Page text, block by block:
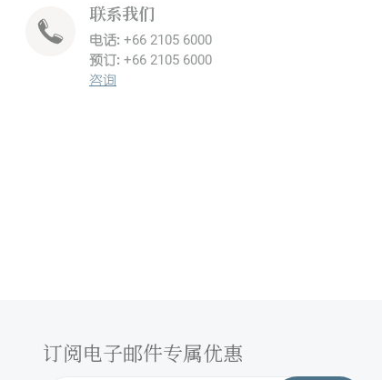
联系我们
电话: +66 2105 6000
预订: +66 2105 6000
咨询
订阅电子邮件专属优惠